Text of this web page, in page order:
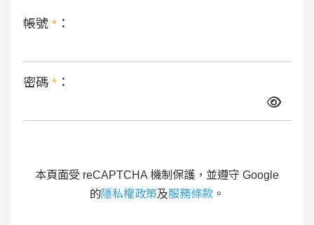
帳號 * ：
密碼 * ：
本頁面受 reCAPTCHA 機制保護，並遵守 Google
的隱私權政策及服務條款 。